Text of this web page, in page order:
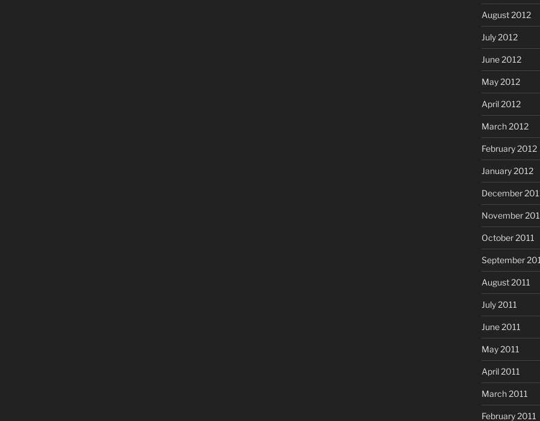
August 2012
July 2012
June 2012
May 2012
April 2012
March 2012
February 2012
January 2012
December
November
October 2011
September
August 2011
July 2011
June 2011
May 2011
April 2011
March 2011
February 2011